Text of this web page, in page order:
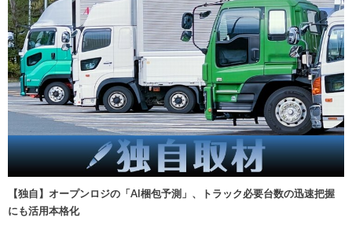
【独自】オープンロジの「AI梱包予測」、トラック必要台数の迅速把握
にも活用本格化